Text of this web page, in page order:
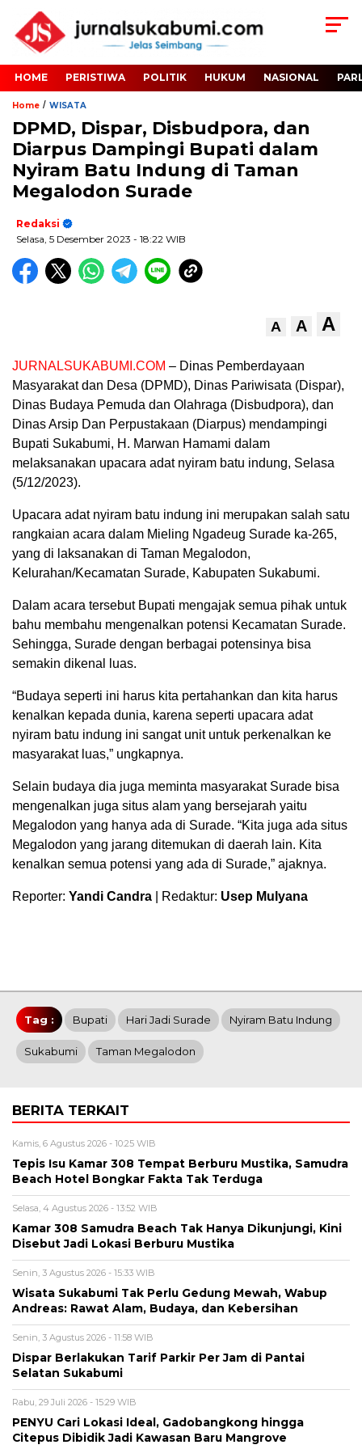
HOME PERISTIWA POLITIK HUKUM NASIONAL
Home / WISATA
DPMD, Dispar, Disbudpora, dan
Diarpus Dampingi Bupati dalam
Nyiram Batu Indung di Taman
Megalodon Surade
Redaksi
Selasa, 5 Desember 2023 - 18:22 WIB
A A A
JURNALSUKABUMI.COM – Dinas Pemberdayaan
Masyarakat dan Desa (DPMD), Dinas Pariwisata (Dispar),
Dinas Budaya Pemuda dan Olahraga (Disbudpora), dan
Dinas Arsip Dan Perpustakaan (Diarpus) mendampingi
Bupati Sukabumi, H. Marwan Hamami dalam
melaksanakan upacara adat nyiram batu indung, Selasa
(5/12/2023).
Upacara adat nyiram batu indung ini merupakan salah satu
rangkaian acara dalam Mieling Ngadeug Surade ka-265,
yang di laksanakan di Taman Megalodon,
Kelurahan/Kecamatan Surade, Kabupaten Sukabumi.
Dalam acara tersebut Bupati mengajak semua pihak untuk
bahu membahu mengenalkan potensi Kecamatan Surade.
Sehingga, Surade dengan berbagai potensinya bisa
semakin dikenal luas.
“Budaya seperti ini harus kita pertahankan dan kita harus
kenalkan kepada dunia, karena seperti upacara adat
nyiram batu indung ini sangat unit untuk perkenalkan ke
masyarakat luas,” ungkapnya.
Selain budaya dia juga meminta masyarakat Surade bisa
mengenalkan juga situs alam yang bersejarah yaitu
Megalodon yang hanya ada di Surade. “Kita juga ada situs
Megalodon yang jarang ditemukan di daerah lain. Kita
kenalkan semua potensi yang ada di Surade,” ajaknya.
Reporter: Yandi Candra | Redaktur: Usep Mulyana
Tag : Bupati Hari Jadi Surade Nyiram Batu Indung
Sukabumi Taman Megalodon
BERITA TERKAIT
Kamis, 6 Agustus 2026 - 10:25 WIB
Tepis Isu Kamar 308 Tempat Berburu Mustika, Samudra
Beach Hotel Bongkar Fakta Tak Terduga
Selasa, 4 Agustus 2026 - 13:52 WIB
Kamar 308 Samudra Beach Tak Hanya Dikunjungi, Kini
Disebut Jadi Lokasi Berburu Mustika
Senin, 3 Agustus 2026 - 15:33 WIB
Wisata Sukabumi Tak Perlu Gedung Mewah, Wabup
Andreas: Rawat Alam, Budaya, dan Kebersihan
Senin, 3 Agustus 2026 - 11:58 WIB
Dispar Berlakukan Tarif Parkir Per Jam di Pantai
Selatan Sukabumi
Rabu, 29 Juli 2026 - 15:29 WIB
PENYU Cari Lokasi Ideal, Gadobangkong hingga
Citepus Dibidik Jadi Kawasan Baru Mangrove